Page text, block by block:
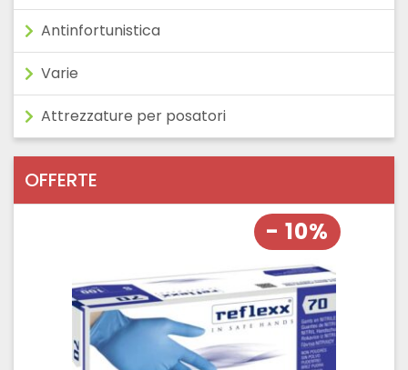
Antinfortunistica
Varie
Attrezzature per posatori
OFFERTE
- 10%